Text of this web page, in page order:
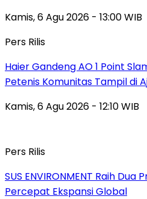
Kamis, 6 Agu 2026 - 13:00 WIB
Pers Rilis
Haier Gandeng AO 1 Point
Petenis Komunitas Tampil di
Kamis, 6 Agu 2026 - 12:10 WIB
Pers Rilis
SUS ENVIRONMENT Raih Dua
Percepat Ekspansi Global